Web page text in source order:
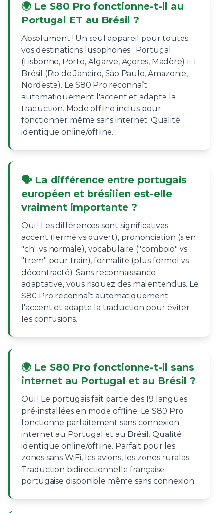
🌍 Le S80 Pro fonctionne-t-il au
Portugal ET au Brésil ?
Absolument ! Un seul appareil pour toutes
vos destinations lusophones : Portugal
(Lisbonne, Porto, Algarve, Açores, Madère) ET
Brésil (Rio de Janeiro, São Paulo, Amazonie,
Nordeste). Le S80 Pro reconnaît
automatiquement l'accent et adapte la
traduction. Mode offline inclus pour
fonctionner même sans internet. Qualité
identique online/offline.
🗣️ La différence entre portugais
européen et brésilien est-elle
vraiment importante ?
Oui ! Les différences sont significatives :
accent (fermé vs ouvert), prononciation (s en
"ch" vs normale), vocabulaire ("comboio" vs
"trem" pour train), formalité (plus formel vs
décontracté). Sans reconnaissance
adaptative, vous risquez des malentendus. Le
S80 Pro reconnaît automatiquement
l'accent et adapte la traduction pour éviter
les confusions.
🌍 Le S80 Pro fonctionne-t-il sans
internet au Portugal et au Brésil ?
Oui ! Le portugais fait partie des 19 langues
pré-installées en mode offline. Le S80 Pro
fonctionne parfaitement sans connexion
internet au Portugal et au Brésil. Qualité
identique online/offline. Parfait pour les
zones sans WiFi, les avions, les zones rurales.
Traduction bidirectionnelle française-
portugaise disponible même sans connexion.